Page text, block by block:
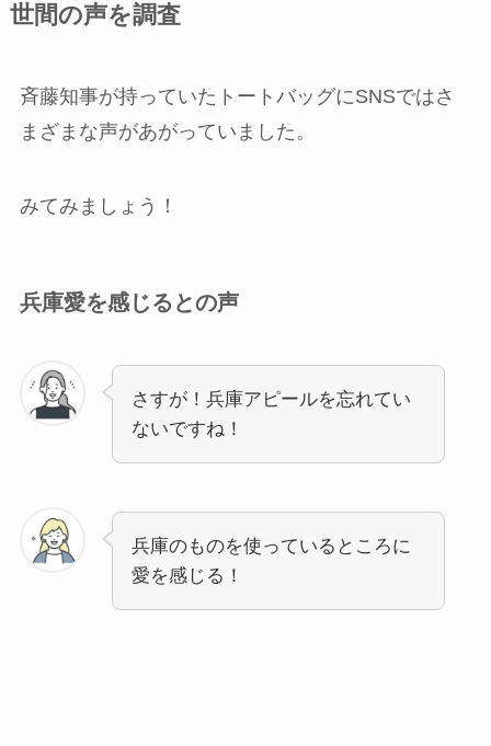
世間の声を調査
斉藤知事が持っていたトートバッグにSNSではさ
まざまな声があがっていました。
みてみましょう！
兵庫愛を感じるとの声
さすが！兵庫アピールを忘れてい
ないですね！
兵庫のものを使っているところに
愛を感じる！